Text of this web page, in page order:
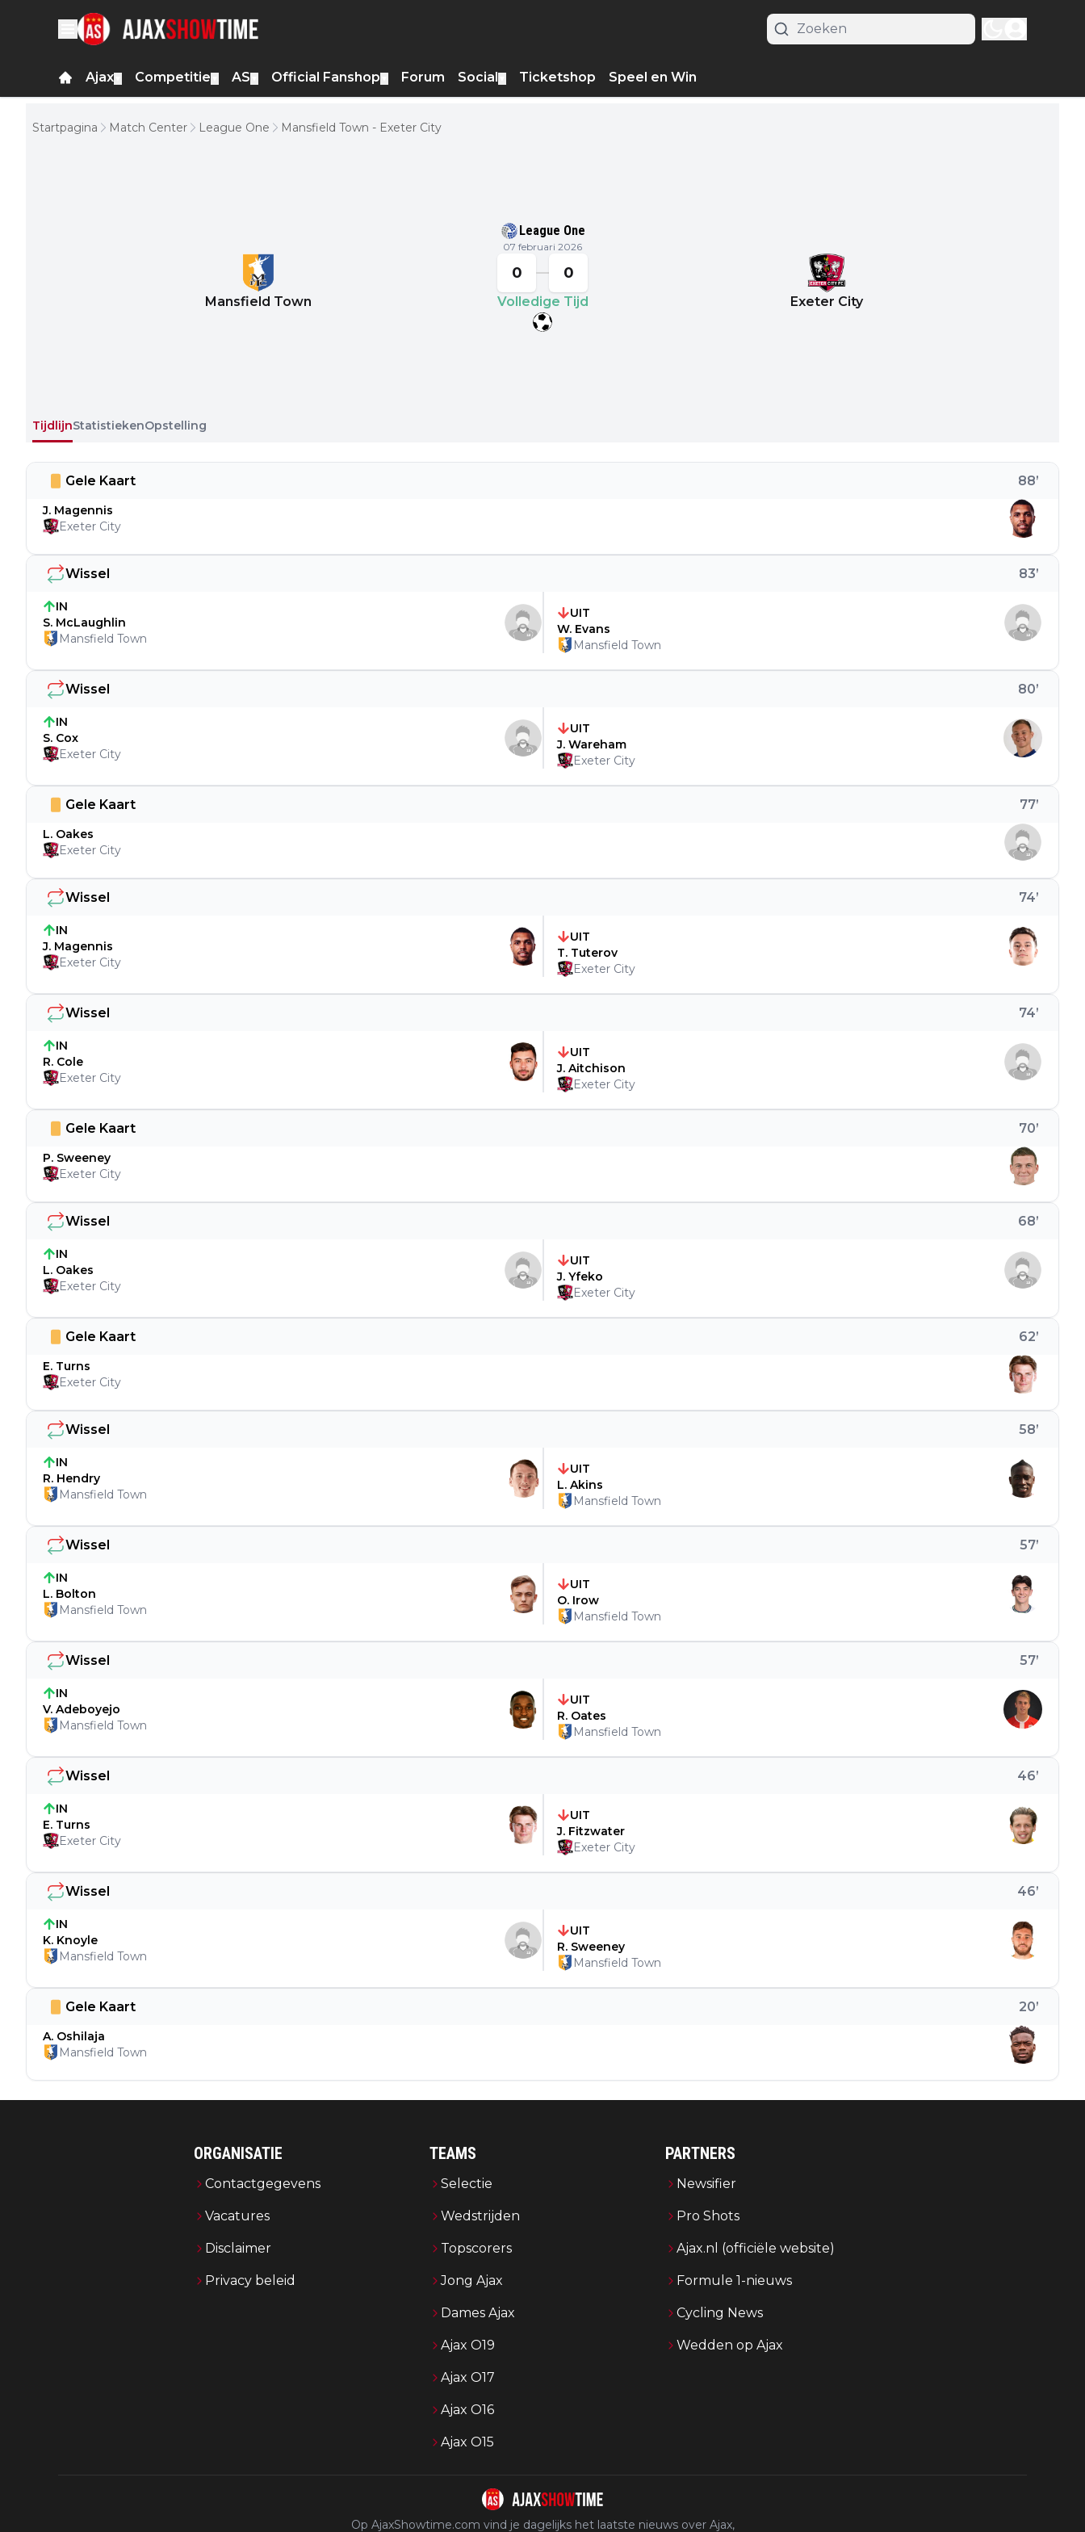
Ajax Competitie AS Official Fanshop Forum Social Ticketshop Speel en Win
Startpagina Match Center League One Mansfield Town - Exeter City
League One
07 februari 2026
Mansfield Town
0 0
Volledige Tijd Exeter City
TijdlijnStatistiekenOpstelling
Gele Kaart 20’
A. Oshilaja
Mansfield Town
Wissel 46’
IN
K. Knoyle
Mansfield Town
UIT
R. Sweeney
Mansfield Town
Wissel 46’
IN
E. Turns
Exeter City
UIT
J. Fitzwater
Exeter City
Wissel 57’
IN
V. Adeboyejo
Mansfield Town
UIT
R. Oates
Mansfield Town
Wissel 57’
IN
L. Bolton
Mansfield Town
UIT
O. Irow
Mansfield Town
Wissel 58’
IN
R. Hendry
Mansfield Town
UIT
L. Akins
Mansfield Town
Gele Kaart 62’
E. Turns
Exeter City
Wissel 68’
IN
L. Oakes
Exeter City
UIT
J. Yfeko
Exeter City
Gele Kaart 70’
P. Sweeney
Exeter City
Wissel 74’
IN
R. Cole
Exeter City
UIT
J. Aitchison
Exeter City
Wissel 74’
IN
J. Magennis
Exeter City
UIT
T. Tuterov
Exeter City
Gele Kaart 77’
L. Oakes
Exeter City
Wissel 80’
IN
S. Cox
Exeter City
UIT
J. Wareham
Exeter City
Wissel 83’
IN
S. McLaughlin
Mansfield Town
UIT
W. Evans
Mansfield Town
Gele Kaart 88’
J. Magennis
Exeter City
ORGANISATIE
Contactgegevens
Vacatures
Disclaimer
Privacy beleid
TEAMS
Selectie
Wedstrijden
Topscorers
Jong Ajax
Dames Ajax
Ajax O19
Ajax O17
Ajax O16
Ajax O15
PARTNERS
Newsifier
Pro Shots
Ajax.nl (officiële website)
Formule 1-nieuws
Cycling News
Wedden op Ajax
Op AjaxShowtime.com vind je dagelijks het laatste nieuws over Ajax,